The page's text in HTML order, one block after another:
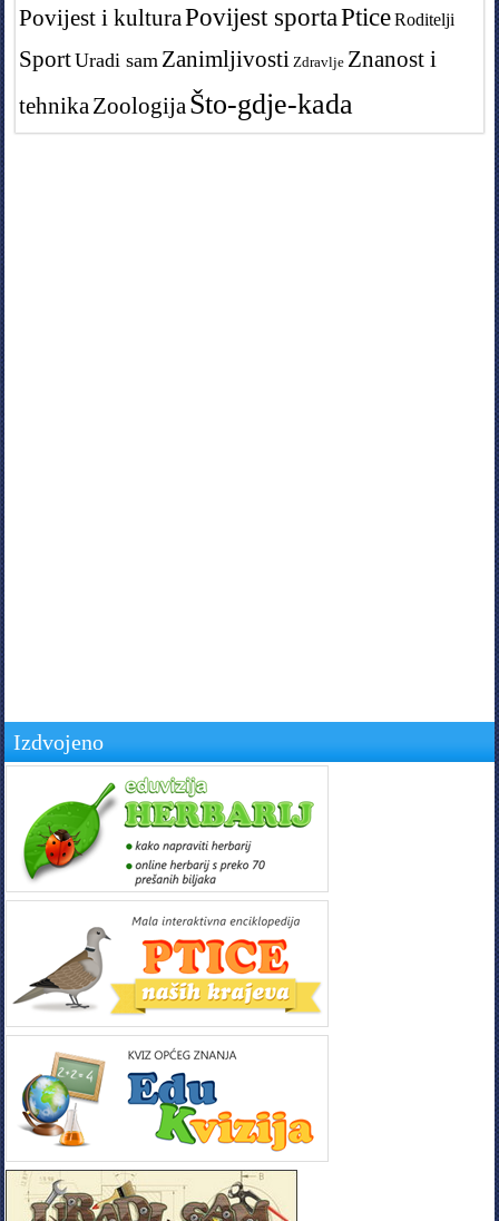
Povijest i kulturaPovijest sportaPtice Roditelji
SportUradi sam Zanimljivosti Zdravlje Znanost i
tehnika Zoologija Što-gdje-kada
Izdvojeno